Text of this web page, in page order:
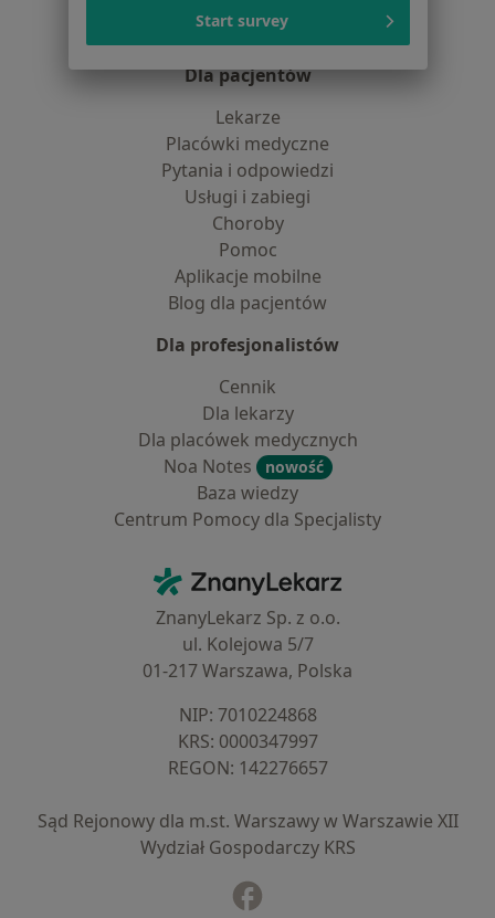
Kontakt
Dla pacjentów
Lekarze
Placówki medyczne
Pytania i odpowiedzi
Usługi i zabiegi
Choroby
Pomoc
Aplikacje mobilne
Blog dla pacjentów
Dla profesjonalistów
Cennik
Dla lekarzy
Dla placówek medycznych
Noa Notes
nowość
Baza wiedzy
Centrum Pomocy dla Specjalisty
ZnanyLekarz - Strona główna
ZnanyLekarz Sp. z o.o.
ul. Kolejowa 5/7
01-217 Warszawa, Polska
NIP: ⁠7010224868
KRS: ⁠0000347997
REGON: ⁠142276657
Sąd Rejonowy dla m.st. Warszawy w Warszawie XII
Wydział Gospodarczy KRS
Start survey